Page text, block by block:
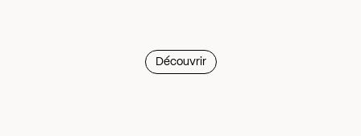
Découvrir